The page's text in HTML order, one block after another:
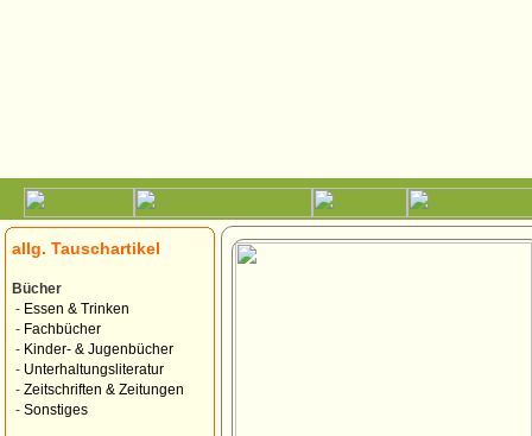
allg. Tauschartikel
Bücher
- Essen & Trinken
- Fachbücher
- Kinder- & Jugenbücher
- Unterhaltungsliteratur
- Zeitschriften & Zeitungen
- Sonstiges